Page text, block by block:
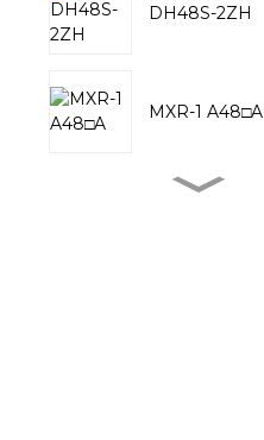
DH48S-2ZH
MXR-1 A48□A